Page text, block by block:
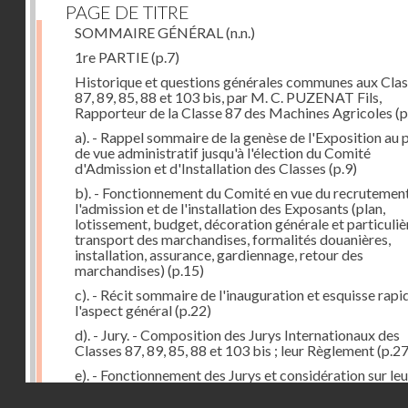
PAGE DE TITRE
SOMMAIRE GÉNÉRAL (n.n.)
1re PARTIE(p.7)
Historique et questions générales communes aux
87, 89, 85, 88 et 103 bis, par M. C. PUZENAT Fils,
Rapporteur de la Classe 87 des Machines Agricoles
a). - Rappel sommaire de la genèse de l'Exposition au
de vue administratif jusqu'à l'élection du Comité
d'Admission et d'Installation des Classes (p.9)
b). - Fonctionnement du Comité en vue du
l'admission et de l'installation des Exposants (plan,
lotissement, budget, décoration générale et
transport des marchandises, formalités douanières,
installation, assurance, gardiennage, retour des
marchandises) (p.15)
c). - Récit sommaire de l'inauguration et esquisse
l'aspect général(p.22)
d). - Jury. - Composition des Jurys Internationaux des
Classes 87, 89, 85, 88 et 103 bis ; leur Règlement
e). - Fonctionnement des Jurys et considération sur